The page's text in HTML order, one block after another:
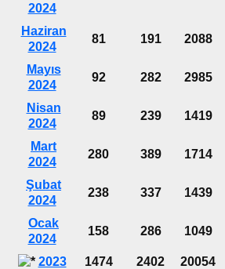
2024
Haziran
2024
81 191 2088
Mayıs
2024
92 282 2985
Nisan
2024
89 239 1419
Mart
2024
280 389 1714
Şubat
2024
238 337 1439
Ocak
2024
158 286 1049
2023 1474 2402 20054